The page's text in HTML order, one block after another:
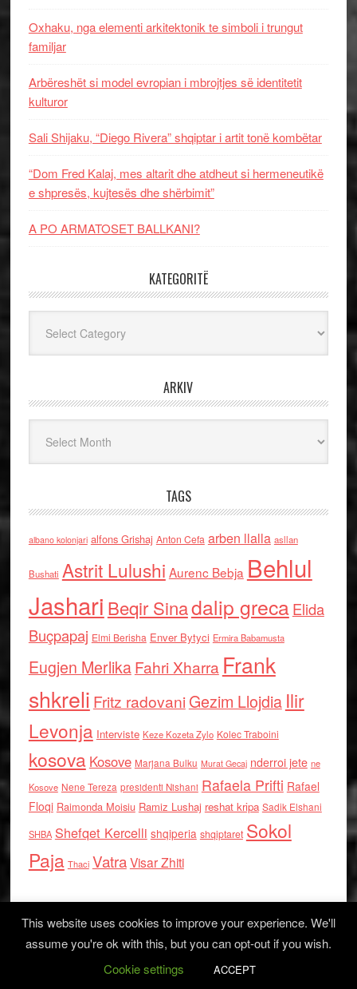
Oxhaku, nga elementi arkitektonik te simboli i trungut
familjar
Arbëreshët si model evropian i mbrojtjes së identitetit
kulturor
Sali Shijaku, “Diego Rivera” shqiptar i artit tonë kombëtar
“Dom Fred Kalaj, mes altarit dhe atdheut si hermeneutikë
e shpresës, kujtesës dhe shërbimit”
A PO ARMATOSET BALLKANI?
KATEGORITË
ARKIV
TAGS
albano kolonjari alfons Grishaj Anton Cefa arben llalla asllan
Bushati Astrit Lulushi Aurenc Bebja Behlul
Jashari Beqir Sinadalip grecaElida
Buçpapaj Elmi Berisha Enver Bytyci Ermira Babamusta
Eugjen MerlikaFahri Xharra Frank
shkreli Fritz radovaniGezim Llojdia Ilir
Levonja Interviste Keze Kozeta Zylo Kolec Traboini
kosova Kosove Marjana Bulku Murat Gecaj nderroi jete ne
Kosove Nene Tereza presidenti Nishani Rafaela Prifti Rafael
Floqi Raimonda Moisiu Ramiz Lushaj reshat kripa Sadik Elshani
SHBA Shefqet Kercelli shqiperia shqiptaret Sokol
Paja Thaci VatraVisar Zhiti
Log in
This website uses cookies to improve your experience. We'll
assume you're ok with this, but you can opt-out if you wish.
Cookie settings
ACCEPT